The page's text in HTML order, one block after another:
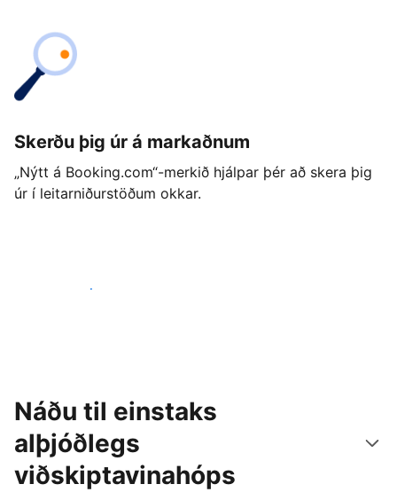
Skerðu þig úr á markaðnum
„Nýtt á Booking.com“-merkið hjálpar þér að skera þig
úr í leitarniðurstöðum okkar.
Byrjaðu strax í dag
Náðu til einstaks
alþjóðlegs
viðskiptavinahóps